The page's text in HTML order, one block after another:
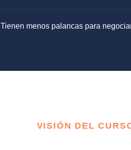
Tienen menos palancas para
VISIÓN DEL